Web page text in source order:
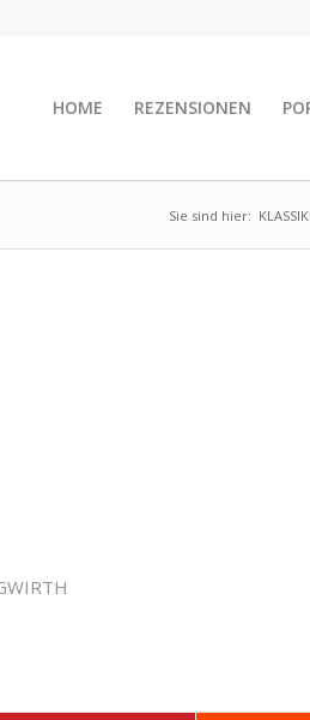
HOME REZENSIONEN
Sie sind hier: